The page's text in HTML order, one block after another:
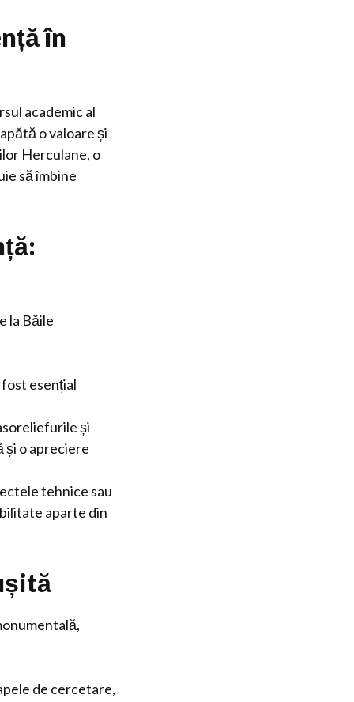
în
academic al
o valoare și
Herculane, o
să îmbine
la Băile
esențial
și
și o apreciere
tehnice sau
aparte din
de cercetare,